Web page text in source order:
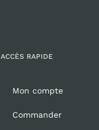
ACCÈS RAPIDE
Mon compte
Commander